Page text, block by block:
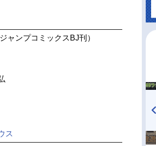
ャンプコミックスBJ刊）
ス
直会 2nd season